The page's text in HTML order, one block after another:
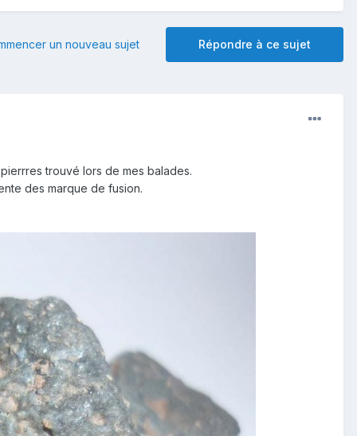
Répondre à ce sujet
un nouveau sujet
trouvé lors de mes balades.
des marque de fusion.